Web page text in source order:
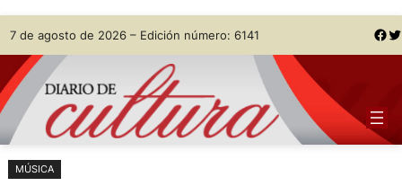
Saltar
al
contenido
Skip
to
content
7 de agosto de 2026 – Edición número: 6141 Facebook Twitter
MÚSICA